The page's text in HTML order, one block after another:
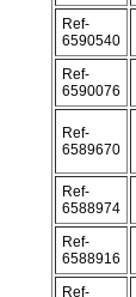
Ref-
6590540
Ref-
6590076
Ref-
6589670
Ref-
6588974
Ref-
6588916
Ref-